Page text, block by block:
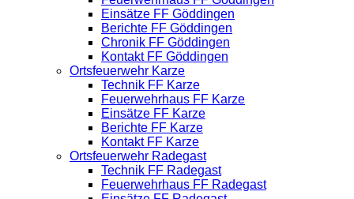
Einsätze FF Göddingen
Berichte FF Göddingen
Chronik FF Göddingen
Kontakt FF Göddingen
Ortsfeuerwehr Karze
Technik FF Karze
Feuerwehrhaus FF Karze
Einsätze FF Karze
Berichte FF Karze
Kontakt FF Karze
Ortsfeuerwehr Radegast
Technik FF Radegast
Feuerwehrhaus FF Radegast